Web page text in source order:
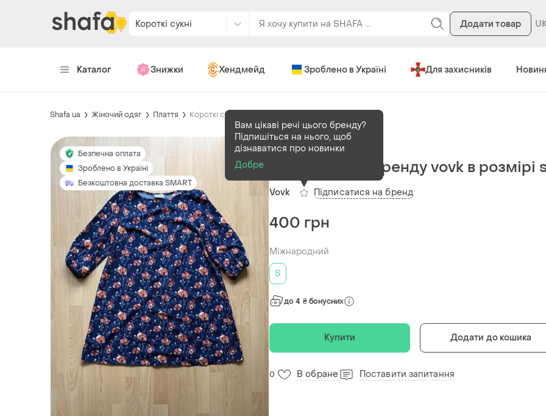
Короткі сукні Додати товар
Каталог Знижки Хендмейд Зроблено в Україні Для захисників
Shafa.ua Жіночий одяг Плаття Короткі сукні
Безпечна оплата
Зроблено в Україні
Безкоштовна доставка SMART
В наявності1 шт
Жіноча сукня бренду vovk в розмірі
Vovk
Вам цікаві речі цього бренду?
Підпишіться на нього, щоб
дізнаватися про новинки
Добре
Підписатися на бренд
400 грн
Міжнародний
S
до 4 ₴ бонусних
Купити Додати до кошика
0 В обране Поставити запитання